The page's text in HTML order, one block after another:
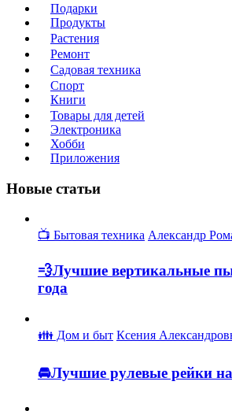
Подарки
Продукты
Растения
Ремонт
Садовая техника
Спорт
Книги
Товары для детей
Электроника
Хобби
Приложения
Новые статьи
📺 Бытовая техника Александр
💨Лучшие вертикальные
года
👪 Дом и быт Ксения
🚘Лучшие рулевые рейки